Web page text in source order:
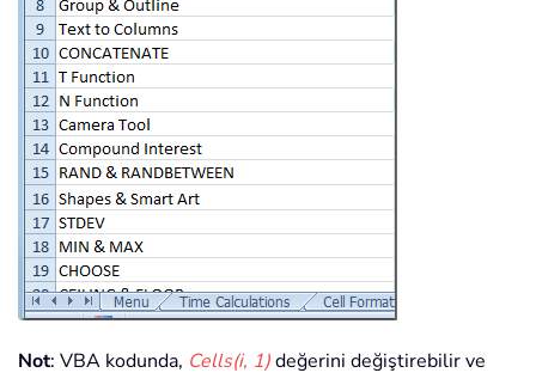
Not: VBA kodunda, Cells(i, 1)değerini değiştirebilir ve